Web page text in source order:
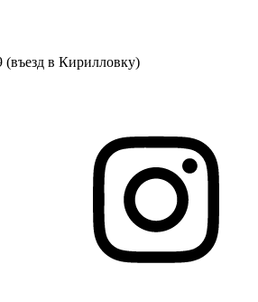
в Кирилловку)